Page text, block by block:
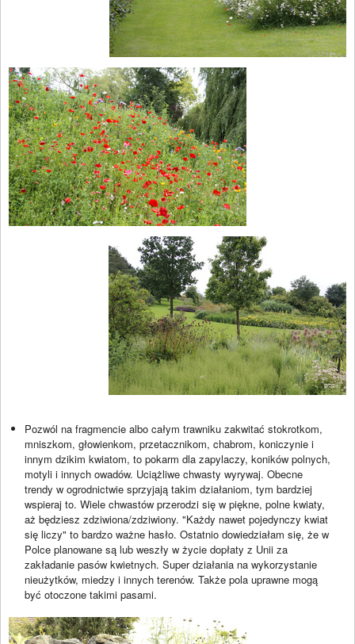
Pozwól na fragmencie albo całym trawniku zakwitać stokrotkom,
mniszkom, głowienkom, przetacznikom, chabrom, koniczynie i
innym dzikim kwiatom, to pokarm dla zapylaczy, koników polnych,
motyli i innych owadów. Uciążliwe chwasty wyrywaj. Obecne
trendy w ogrodnictwie sprzyjają takim działaniom, tym bardziej
wspieraj to. Wiele chwastów przerodzi się w piękne, polne kwiaty,
aż będziesz zdziwiona/zdziwiony. "Każdy nawet pojedynczy kwiat
się liczy" to bardzo ważne hasło. Ostatnio dowiedziałam się, że w
Polce planowane są lub weszły w życie dopłaty z Unii za
zakładanie pasów kwietnych. Super działania na wykorzystanie
nieużytków, miedzy i innych terenów. Także pola uprawne mogą
być otoczone takimi pasami.